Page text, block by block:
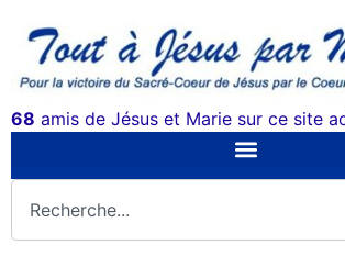
68 amis de Jésus et Marie sur ce site